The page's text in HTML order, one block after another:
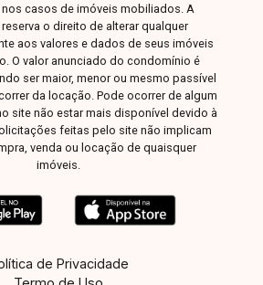
casos de imóveis mobiliados. A
o direito de alterar qualquer
aos valores e dados de seus imóveis
O valor anunciado do condomínio é
ser maior, menor ou mesmo passível
da locação. Pode ocorrer de algum
site não estar mais disponível devido à
feitas pelo site não implicam
venda ou locação de quaisquer
imóveis.
de Privacidade